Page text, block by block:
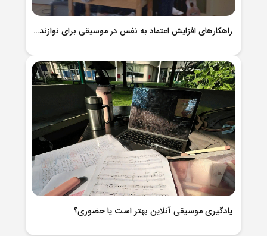
راهکارهای افزایش اعتماد به نفس در موسیقی برای نوازندگان و خوانندگان
یادگیری موسیقی آنلاین بهتر است یا حضوری؟